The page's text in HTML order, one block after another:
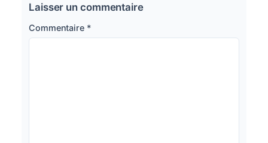
Laisser un commentaire
Commentaire *